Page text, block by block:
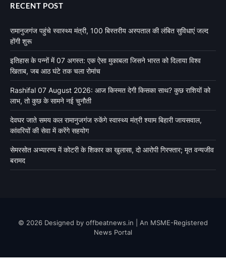
RECENT POST
रामानुजगंज पहुंचे स्वास्थ्य मंत्री, 100 बिस्तरीय अस्पताल की लंबित सुविधाएं जल्द
होंगी शुरू
इतिहास के पन्नों में 07 अगस्त: एक ऐसा मुकाबला जिसने भारत को दिलाया विश्व
खिताब, जब आठ घंटे तक चला रोमांच
Rashifal 07 August 2026: आज किस्मत देगी किसका साथ? कुछ राशियों को
लाभ, तो कुछ के सामने नई चुनौती
देवघर जाते समय कल रामानुजगंज रुकेंगे स्वास्थ्य मंत्री श्याम बिहारी जायसवाल,
कांवरियों की सेवा में करेंगे सहयोग
सेमरसोत अभ्यारण्य में कोटरी के शिकार का खुलासा, दो आरोपी गिरफ्तार; मृत वन्यजीव
बरामद
© 2026 Designed by offbeatnews.in | An MSME-Registered
News Portal